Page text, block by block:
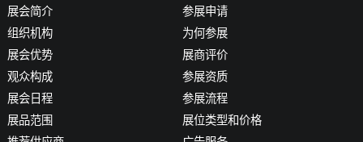
展会简介
组织机构
展会优势
观众构成
展会日程
展品范围
参展申请
为何参展
展商评价
参展资质
参展流程
展位类型和价格